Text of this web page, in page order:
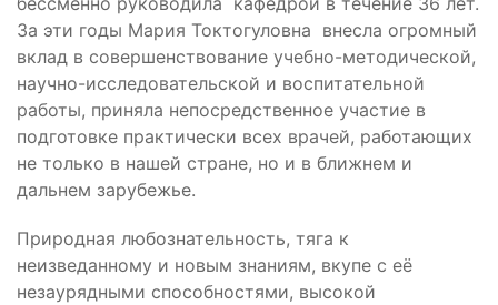
За эти годы Мария Токтогуловна внесла огромный
вклад в совершенствование учебно-методической,
научно-исследовательской и воспитательной
работы, приняла непосредственное участие в
подготовке практически всех врачей, работающих
не только в нашей стране, но и в ближнем и
дальнем зарубежье.
Природная любознательность, тяга к
неизведанному и новым знаниям, вкупе с её
незаурядными способностями, высокой